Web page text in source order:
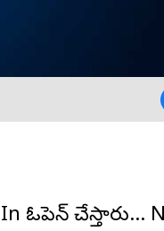
ఓపెన్ చేస్తారు…